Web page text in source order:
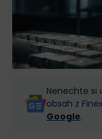
Nenechte si
obsah z
Google.